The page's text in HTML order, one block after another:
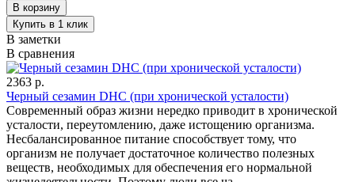
В заметки
В сравнения
2363 р.
Черный сезамин DHC (при хронической усталости)
Современный образ жизни нередко приводит в хронической
усталости, переутомлению, даже истощению организма.
Несбалансированное питание способствует тому, что
организм не получает достаточное количество полезных
веществ, необходимых для обеспечения его нормальной